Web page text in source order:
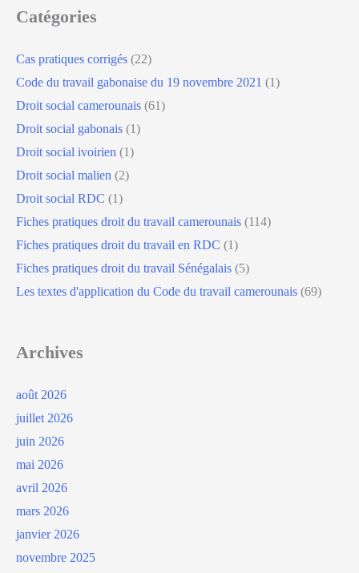
Catégories
Cas pratiques corrigés (22)
Code du travail gabonaise du 19 novembre 2021 (1)
Droit social camerounais (61)
Droit social gabonais (1)
Droit social ivoirien (1)
Droit social malien (2)
Droit social RDC (1)
Fiches pratiques droit du travail camerounais (114)
Fiches pratiques droit du travail en RDC (1)
Fiches pratiques droit du travail Sénégalais (5)
Les textes d'application du Code du travail camerounais (69)
Archives
août 2026
juillet 2026
juin 2026
mai 2026
avril 2026
mars 2026
janvier 2026
novembre 2025